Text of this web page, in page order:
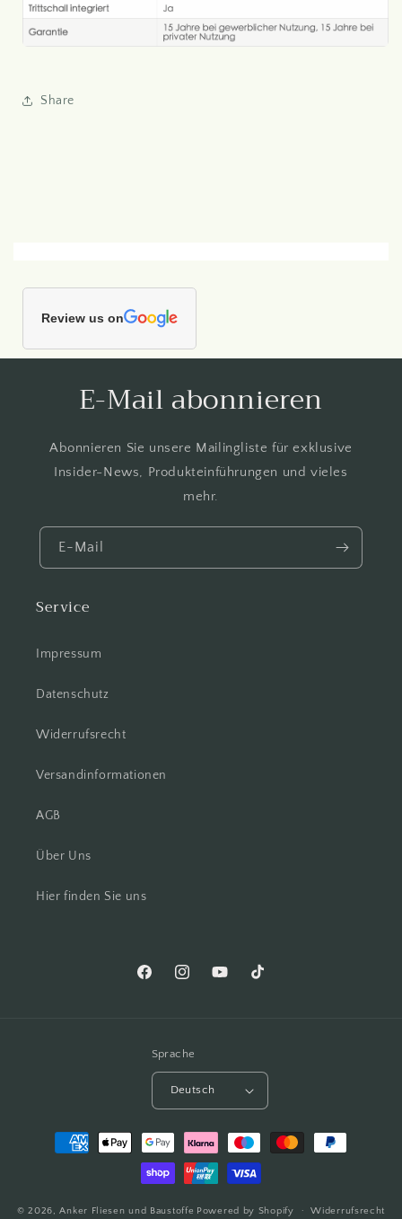
Share
Review us on
E-Mail abonnieren
Abonnieren Sie unsere Mailingliste für exklusive
Insider-News, Produkteinführungen und vieles
mehr.
E-Mail
Service
Impressum
Datenschutz
Widerrufsrecht
Versandinformationen
AGB
Über Uns
Hier finden Sie uns
FacebookInstagramYouTubeTikTok
Sprache
Deutsch
Zahlungsmethoden
© 2026,Anker Fliesen und Baustoffe Powered by Shopify Widerrufsrecht